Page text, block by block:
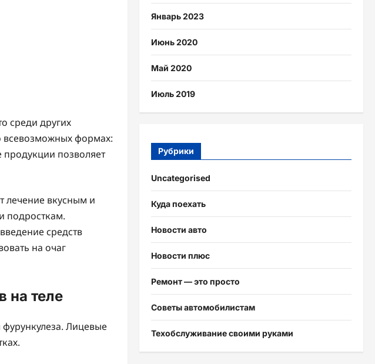
среди других
всевозможных формах:
продукции позволяет
лечение вкусным и
подросткам.
средств
на очаг
на теле
фурункулеза. Лицевые
Январь 2023
Июнь 2020
Май 2020
Июль 2019
Рубрики
Uncategorised
Куда поехать
Новости авто
Новости плюс
Ремонт — это просто
Советы автомобилистам
Техобслуживание своими руками